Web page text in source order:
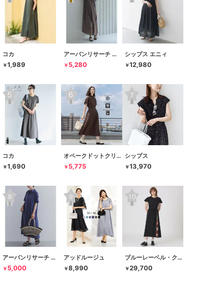
コカ
￥1,989
アーバンリサーチ サニーレーベル
￥ 5,280
シップス エニィ
￥12,980
コカ
￥1,690
オペークドットクリップ
￥ 5,775
シップス
￥13,970
アーバンリサーチ ドアーズ
￥ 5,000
アッドルージュ
￥8,990
ブルーレーベル・クレストブリッジ
￥29,700